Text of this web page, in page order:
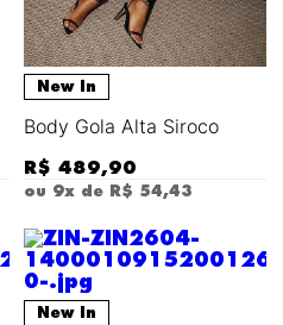
New In
Body Gola Alta Siroco
R$ 489,90
ou 9x de R$ 54,43
New In